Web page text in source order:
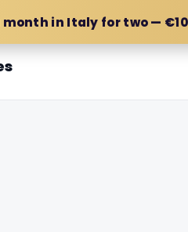
month in Italy for two —